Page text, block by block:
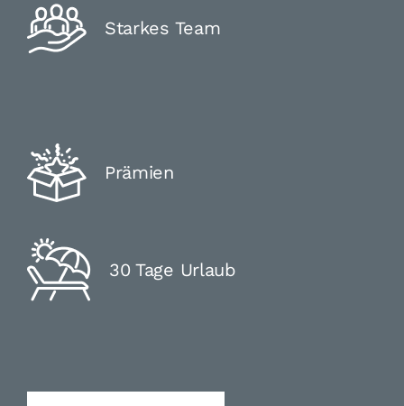
Starkes Team
Prämien
30 Tage Urlaub